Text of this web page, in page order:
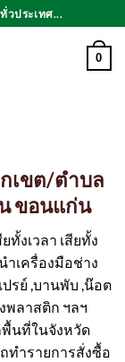
วประเทศ...
0
เขต/ตำบล
ขอนแก่น
งเวลา เสียทั้ง
เครื่องมือช่าง
รย์ ,บานพับ ,น๊อต
พลาสติก ฯลฯ
นที่ในจังหวัด
ทำรายการสั่งซื้อ